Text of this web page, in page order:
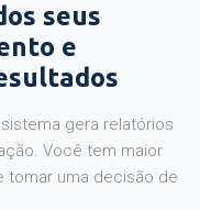
seus
e
gera relatórios
Você tem maior
tomar uma decisão de